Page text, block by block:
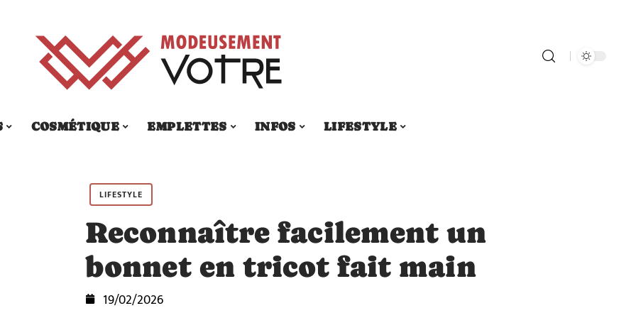
COSMÉTIQUE EMPLETTES INFOS LIFESTYLE
LIFESTYLE
Reconnaître facilement un
bonnet en tricot fait main
19/02/2026